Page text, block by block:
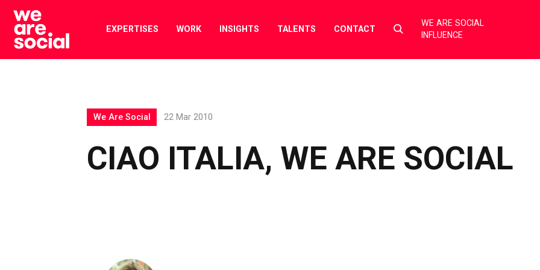
Skip
content
EXPERTISES WORK INSIGHTS TALENTS CONTACT
Select
toggle
WE ARE SOCIAL
INFLUENCE
CIAO ITALIA, WE ARE SOCIAL
We Are Social 22 Mar 2010